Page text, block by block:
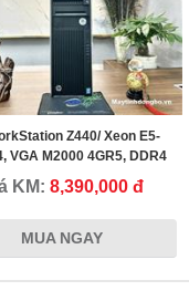
Z440/ Xeon E5-
VGA M2000 4GR5, DDR4
NVME 256Gb, dùng đồ họa
3D...
KM:8,390,000 đ
MUA NGAY